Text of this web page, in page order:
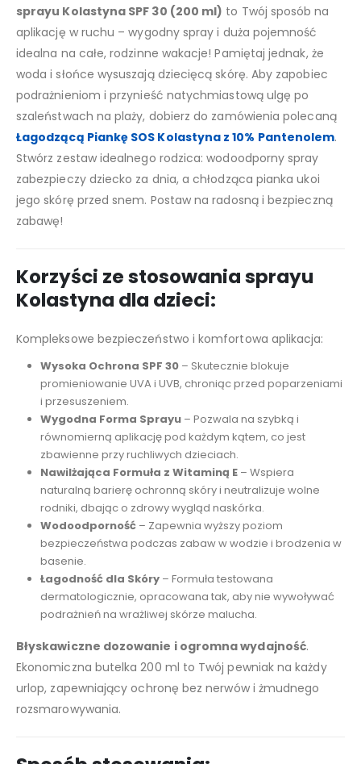
sprayu Kolastyna SPF 30 (200 ml) to Twój sposób na
aplikację w ruchu – wygodny spray i duża pojemność
idealna na całe, rodzinne wakacje! Pamiętaj jednak, że
woda i słońce wysuszają dziecięcą skórę. Aby zapobiec
podrażnieniom i przynieść natychmiastową ulgę po
szaleństwach na plaży, dobierz do zamówienia polecaną
Łagodzącą Piankę SOS Kolastyna z 10% Pantenolem.
Stwórz zestaw idealnego rodzica: wodoodporny spray
zabezpieczy dziecko za dnia, a chłodząca pianka ukoi
jego skórę przed snem. Postaw na radosną i bezpieczną
zabawę!
Korzyści ze stosowania sprayu
Kolastyna dla dzieci:
Kompleksowe bezpieczeństwo i komfortowa aplikacja:
Wysoka Ochrona SPF 30– Skutecznie blokuje
promieniowanie UVA i UVB, chroniąc przed poparzeniami
i przesuszeniem.
Wygodna Forma Sprayu– Pozwala na szybką i
równomierną aplikację pod każdym kątem, co jest
zbawienne przy ruchliwych dzieciach.
Nawilżająca Formuła z Witaminą E– Wspiera
naturalną barierę ochronną skóry i neutralizuje wolne
rodniki, dbając o zdrowy wygląd naskórka.
Wodoodporność– Zapewnia wyższy poziom
bezpieczeństwa podczas zabaw w wodzie i brodzenia w
basenie.
Łagodność dla Skóry– Formuła testowana
dermatologicznie, opracowana tak, aby nie wywoływać
podrażnień na wrażliwej skórze malucha.
Błyskawiczne dozowanie i ogromna wydajność.
Ekonomiczna butelka 200 ml to Twój pewniak na każdy
urlop, zapewniający ochronę bez nerwów i żmudnego
rozsmarowywania.